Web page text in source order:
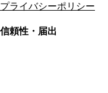
プライバシーポリシー
信頼性・届出